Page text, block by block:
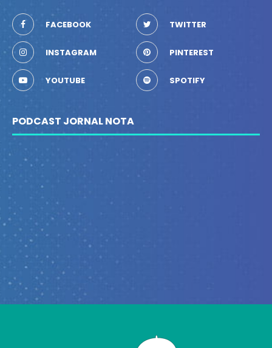
FACEBOOK TWITTER
INSTAGRAM PINTEREST
YOUTUBE SPOTIFY
PODCAST JORNAL NOTA